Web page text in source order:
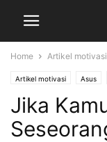
Home Artikel motivasi
Artikel motivasi Asus
Jika